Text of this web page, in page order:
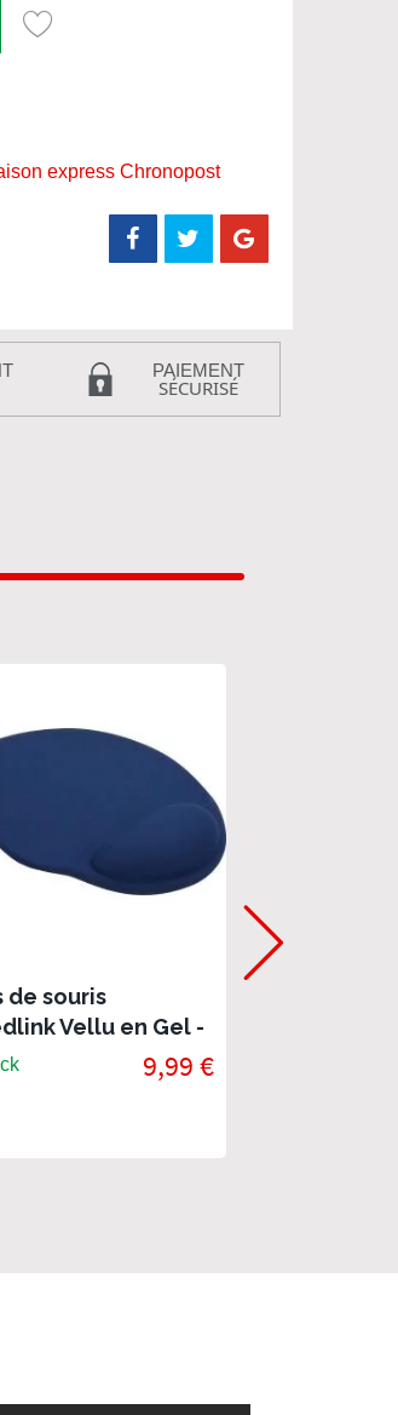
express Chronopost
PAIEMENT
SÉCURISÉ
de souris
Vellu en Gel -
9,99 €